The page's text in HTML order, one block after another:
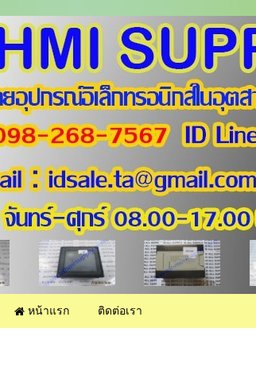
หน้าแรก ติดต่อเรา